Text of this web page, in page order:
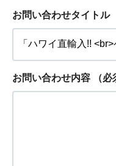
お問い合わせタイトル
お問い合わせ内容 （必